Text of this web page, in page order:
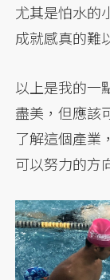
尤其是怕水的
成就感真的難
以上是我的一
盡美，但應該
了解這個產業
可以努力的方